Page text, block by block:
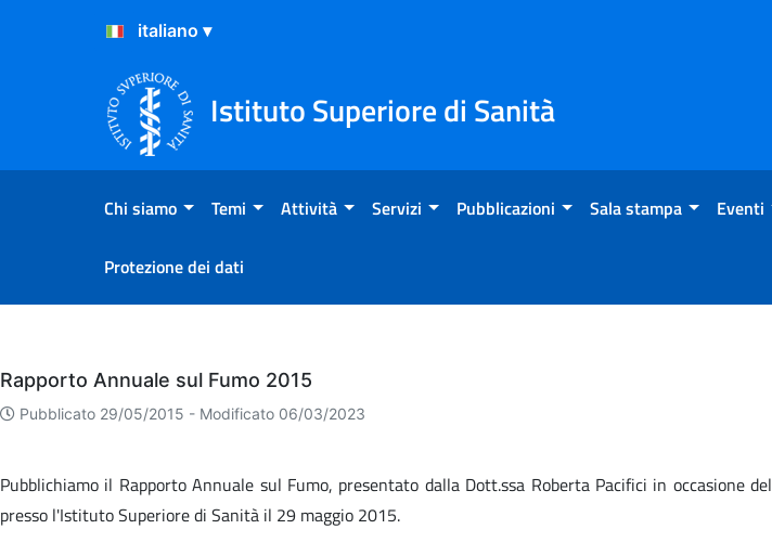
Salta al Contenuto
Salta al Footer
Istituto Superiore di Sanità
Chi siamo Temi Attività Servizi Pubblicazioni Sala stampa Eventi
Protezione dei dati
Eventi
Rapporto Annuale sul Fumo 2015
Pubblicato 29/05/2015 - Modificato 06/03/2023
Pubblichiamo il Rapporto Annuale sul Fumo, presentato dalla Dott.ssa Roberta Pacifici in occasione del
presso l'Istituto Superiore di Sanità il 29 maggio 2015.